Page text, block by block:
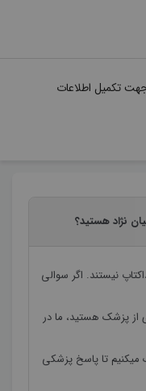
تکمیل اطلاعات
نژاد هستید؟
نیستند. اگر سوالی
از پزشک هستید، ما در
تا پاسخ پزشکی